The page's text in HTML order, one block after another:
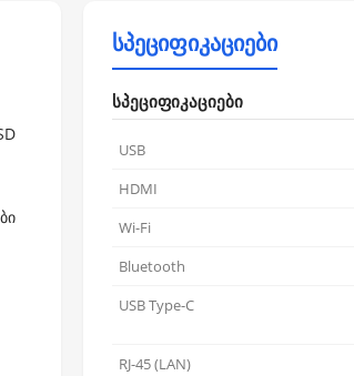
სპეციფიკაციები
სპეციფიკაციები
USB
HDMI
Wi-Fi
Bluetooth
USB Type-C
RJ-45 (LAN)